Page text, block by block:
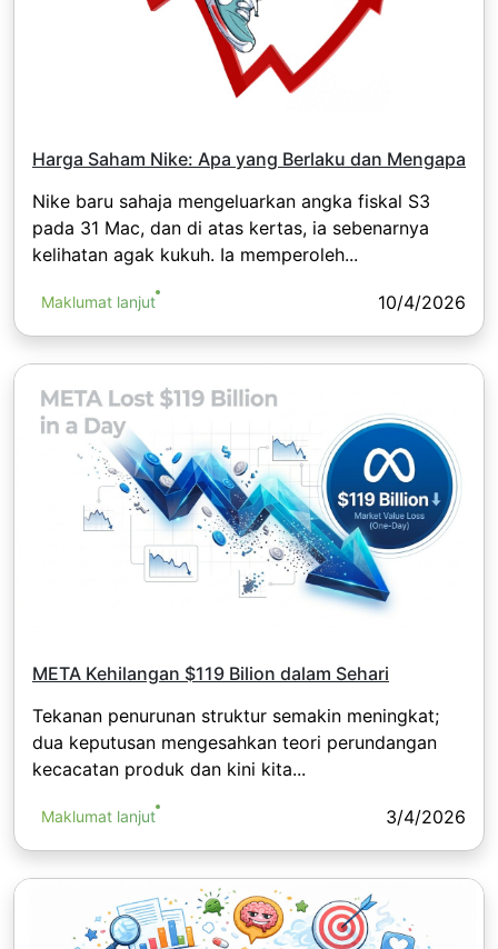
Harga Saham Nike: Apa yang Berlaku dan Mengapa
Nike baru sahaja mengeluarkan angka fiskal S3
pada 31 Mac, dan di atas kertas, ia sebenarnya
kelihatan agak kukuh. Ia memperoleh...
Maklumat lanjut 10/4/2026
META Kehilangan $119 Bilion dalam Sehari
Tekanan penurunan struktur semakin meningkat;
dua keputusan mengesahkan teori perundangan
kecacatan produk dan kini kita...
Maklumat lanjut 3/4/2026